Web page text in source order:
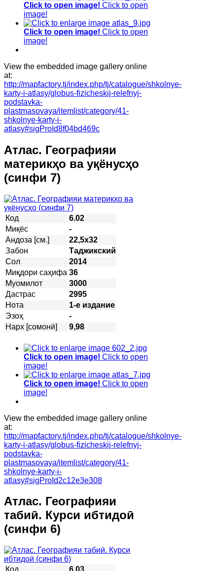
Click to open image! Click to open
image!
Click to open image! Click to open
image!
View the embedded image gallery online
at:
http://mapfactory.tj/index.php/tj/catalogue/shkolnye-
karty-i-atlasy/globus-fizicheskij-relefnyj-
podstavka-
plastmasovaya/itemlist/category/41-
shkolnye-karty-i-
atlasy#sigProId8f04bd469c
Атлас. Географияи
материкҳо ва уқёнусҳо
(синфи 7)
Код
6.02
Миқёс
-
Андоза [см.]
22,5х32
Забон
Таджикский
Сол
2014
Миқдори саҳифа 36
Муомилот
3000
Дастрас
2995
Нота
1-е издание
Эзоҳ
-
Нарх [сомонӣ]
9,98
Click to open image! Click to open
image!
Click to open image! Click to open
image!
View the embedded image gallery online
at:
http://mapfactory.tj/index.php/tj/catalogue/shkolnye-
karty-i-atlasy/globus-fizicheskij-relefnyj-
podstavka-
plastmasovaya/itemlist/category/41-
shkolnye-karty-i-
atlasy#sigProId2c12e3e308
Атлас. Географияи
табиӣ. Курси ибтидоӣ
(синфи 6)